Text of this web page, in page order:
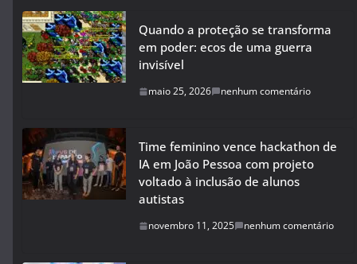
Quando a proteção se transforma
em poder: ecos de uma guerra
invisível
maio 25, 2026 nenhum comentário
Time feminino vence hackathon de
IA em João Pessoa com projeto
voltado à inclusão de alunos
autistas
novembro 11, 2025 nenhum comentário